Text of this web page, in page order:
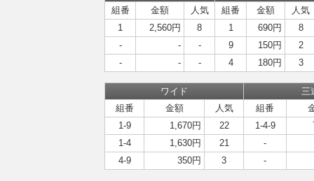
組番
金額 人気 組番 金額
人気
1
2,560円 8 1 690円
8
-
- - 9 150円
2
-
- - 4 180円 3
ワイド
三
組番
金額 人気 組番
1-9
1,670円 22 1-4-9
1-4
1,630円 21
-
4-9
350円 3 -